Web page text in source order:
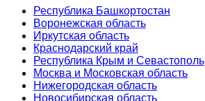
Республика Башкортостан
Воронежская область
Иркутская область
Краснодарский край
Республика Крым и Севастополь
Москва и Московская область
Нижегородская область
Новосибирская область